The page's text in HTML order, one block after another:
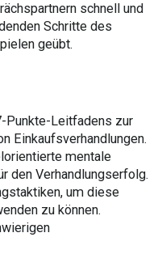
schnell und
Schritte des
geübt.
Punkte-Leitfadens zur
Einkaufsverhandlungen.
mentale
den Verhandlungserfolg.
um diese
zu können.